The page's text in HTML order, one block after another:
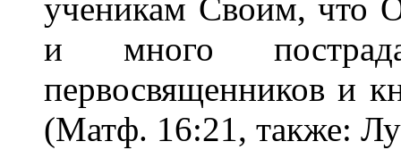
ученикам Своим, что
и много
первосвященников и
(Матф. 16:21, также: